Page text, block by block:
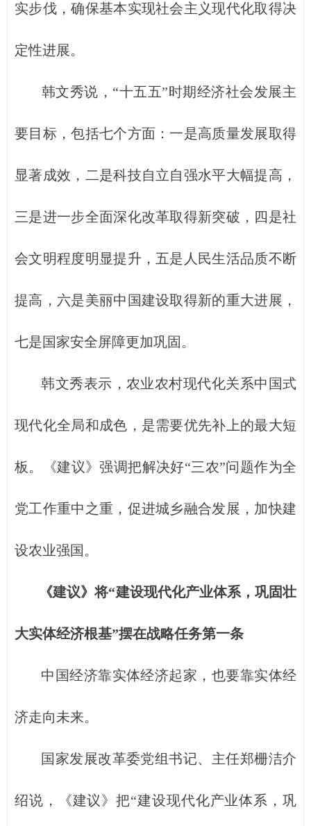
实步伐，确保基本实现社会主义现代化取得决
定性进展。
韩文秀说，“十五五”时期经济社会发展主
要目标，包括七个方面：一是高质量发展取得
显著成效，二是科技自立自强水平大幅提高，
三是进一步全面深化改革取得新突破，四是社
会文明程度明显提升，五是人民生活品质不断
提高，六是美丽中国建设取得新的重大进展，
七是国家安全屏障更加巩固。
韩文秀表示，农业农村现代化关系中国式
现代化全局和成色，是需要优先补上的最大短
板。《建议》强调把解决好“三农”问题作为全
党工作重中之重，促进城乡融合发展，加快建
设农业强国。
《建议》将“建设现代化产业体系，巩固壮
大实体经济根基”摆在战略任务第一条
中国经济靠实体经济起家，也要靠实体经
济走向未来。
国家发展改革委党组书记、主任郑栅洁介
绍说，《建议》把“建设现代化产业体系，巩